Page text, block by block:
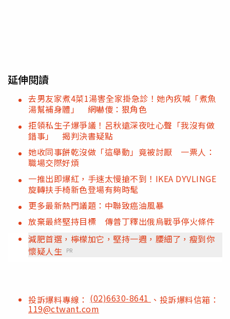
延伸閱讀
去男友家煮4菜1湯害全家掛急診！她內疚喊「煮魚
湯幫補身體」 網嚇傻：狠角色
拒領私生子爆爭議！呂秋遠深夜吐心聲「我沒有做
錯事」 揭判決書疑點
她收同事餅乾沒做「這舉動」竟被討厭 一票人：
職場交際好煩
一推出即爆紅，手速太慢搶不到！IKEA DYVLINGE
旋轉扶手椅新色登場有夠時髦
更多最新熱門議題：中聯致癌油風暴
放棄最終堅持目標 傳普丁釋出俄烏戰爭停火條件
減肥首選，檸檬加它，堅持一週，腰細了，瘦到你
懷疑人生 PR
投訴爆料專線： (02)6630-8641 、投訴爆料信箱：
119@ctwant.com